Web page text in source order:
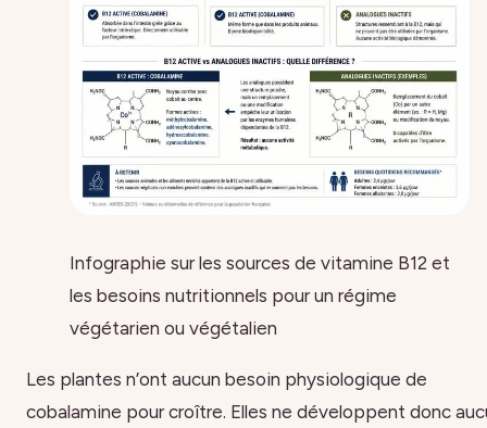
Infographie sur les sources de vitamine B12 et
les besoins nutritionnels pour un régime
végétarien ou végétalien
Les plantes n’ont aucun besoin physiologique de
cobalamine pour croître. Elles ne développent donc